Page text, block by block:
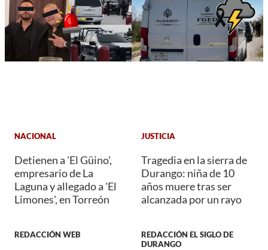
NACIONAL
Detienen a 'El Güino',
empresario de La
Laguna y allegado a 'El
Limones', en Torreón
REDACCIÓN WEB
JUSTICIA
Tragedia en la sierra de
Durango: niña de 10
años muere tras ser
alcanzada por un rayo
REDACCIÓN EL SIGLO DE
DURANGO